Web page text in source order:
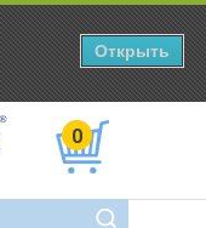
0
Открыть